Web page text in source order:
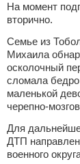
На момент
вторично.
Семье из
Михаила
осколочный
сломала
маленькой
черепно-
Для
ДТП
военного